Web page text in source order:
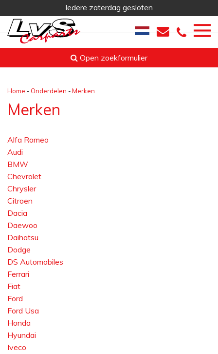
Iedere zaterdag gesloten
Open zoekformulier
Home - Onderdelen -Merken
Merken
Alfa Romeo
Audi
BMW
Chevrolet
Chrysler
Citroen
Dacia
Daewoo
Daihatsu
Dodge
DS Automobiles
Ferrari
Fiat
Ford
Ford Usa
Honda
Hyundai
Iveco